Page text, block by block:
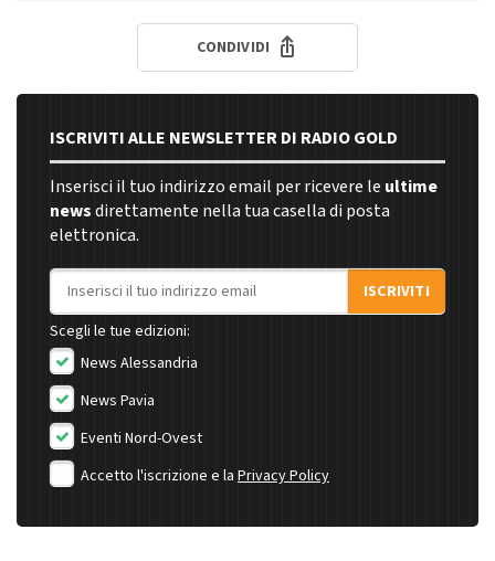
CONDIVIDI
ISCRIVITI ALLE NEWSLETTER DI RADIO GOLD
Inserisci il tuo indirizzo email per ricevere le ultime
newsdirettamente nella tua casella di posta
elettronica.
Indirizzo email
ISCRIVITI
Scegli le tue edizioni:
News Alessandria
News Pavia
Eventi Nord-Ovest
Accetto l'iscrizione e la Privacy Policy